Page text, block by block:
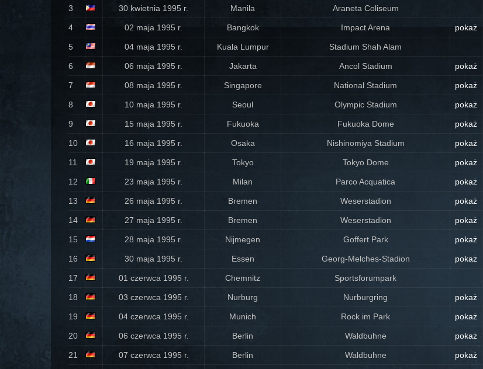
3 30 kwietnia 1995 r. Manila Araneta Coliseum
4 02 maja 1995 r. Bangkok Impact Arena pokaż
5 04 maja 1995 r. Kuala Lumpur Stadium Shah Alam
6 06 maja 1995 r. Jakarta Ancol Stadium pokaż
7 08 maja 1995 r. Singapore National Stadium pokaż
8 10 maja 1995 r. Seoul Olympic Stadium pokaż
9 15 maja 1995 r. Fukuoka Fukuoka Dome pokaż
10 16 maja 1995 r. Osaka Nishinomiya Stadium pokaż
11 19 maja 1995 r. Tokyo Tokyo Dome pokaż
12 23 maja 1995 r. Milan Parco Acquatica pokaż
13 26 maja 1995 r. Bremen Weserstadion pokaż
14 27 maja 1995 r. Bremen Weserstadion pokaż
15 28 maja 1995 r. Nijmegen Goffert Park pokaż
16 30 maja 1995 r. Essen Georg-Melches-Stadion pokaż
17 01 czerwca 1995 r. Chemnitz Sportsforumpark
18 03 czerwca 1995 r. Nurburg Nurburgring pokaż
19 04 czerwca 1995 r. Munich Rock im Park pokaż
20 06 czerwca 1995 r. Berlin Waldbuhne pokaż
21 07 czerwca 1995 r. Berlin Waldbuhne pokaż